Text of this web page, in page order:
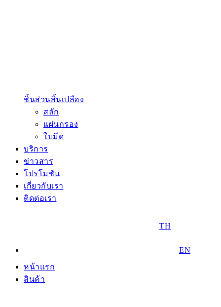
ชิ้นส่วนสิ้นเปลือง
สลัก
แผ่นกรอง
ใบมีด
บริการ
ข่าวสาร
โปรโมชัน
เกี่ยวกับเรา
ติดต่อเรา
TH
EN
หน้าแรก
สินค้า